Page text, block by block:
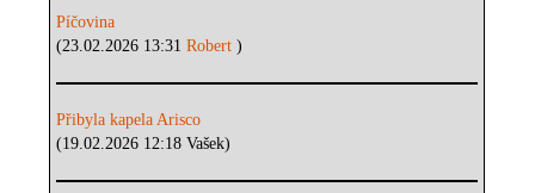
Píčovina
(23.02.2026 13:31Robert)
Přibyla kapela Arisco
(19.02.2026 12:18 Vašek)